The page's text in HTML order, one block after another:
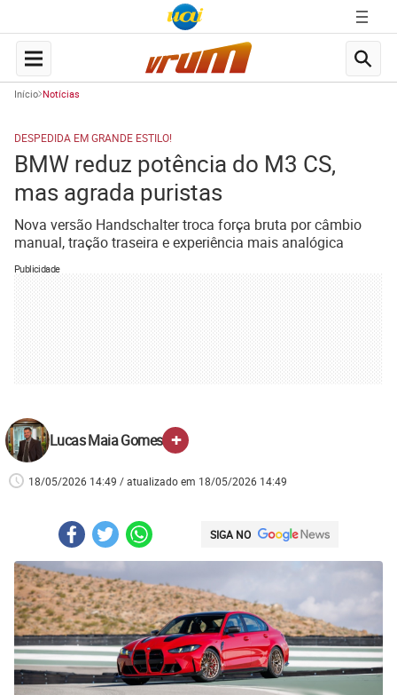
Início Notícias
DESPEDIDA EM GRANDE ESTILO!
BMW reduz potência do M3 CS,
mas agrada puristas
Nova versão Handschalter troca força bruta por câmbio
manual, tração traseira e experiência mais analógica
Publicidade
Lucas Maia Gomes +
18/05/2026 14:49 / atualizado em 18/05/2026 14:49
SIGA NO